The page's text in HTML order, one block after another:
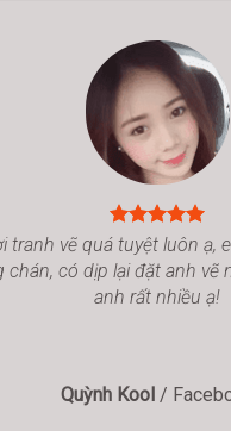
tranh vẽ quá tuyệt luôn ạ,
chán, có dịp lại đặt anh vẽ
anh rất nhiều ạ!
Quỳnh Kool /